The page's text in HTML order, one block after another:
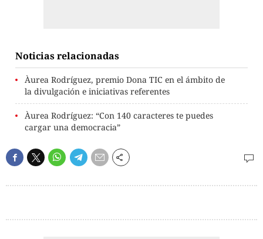
Noticias relacionadas
Àurea Rodríguez, premio Dona TIC en el ámbito de
la divulgación e iniciativas referentes
Àurea Rodríguez: “Con 140 caracteres te puedes
cargar una democracia”